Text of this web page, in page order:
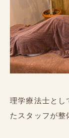
理学療法士とし
たスタッフが整